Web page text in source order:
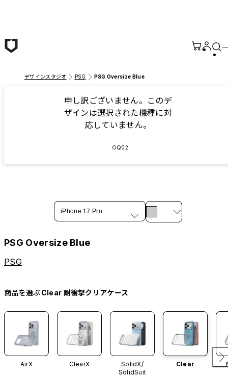
デザインスタジオ PSG PSG Oversize Blue
申し訳ございません。このデ
ザインは選択された機種に対
応していません。
OQ02
iPhone 17 Pro
PSG Oversize Blue
PSG
商品を選ぶClear 耐衝撃クリアケース
AirX ClearX
SolidX/
SolidSuit
Clear